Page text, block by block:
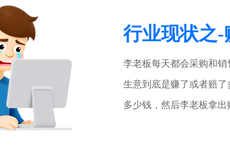
行业现状之-
李老板每天都会采购和
生意到底是赚了或者赔
多少钱，然后李老板拿出